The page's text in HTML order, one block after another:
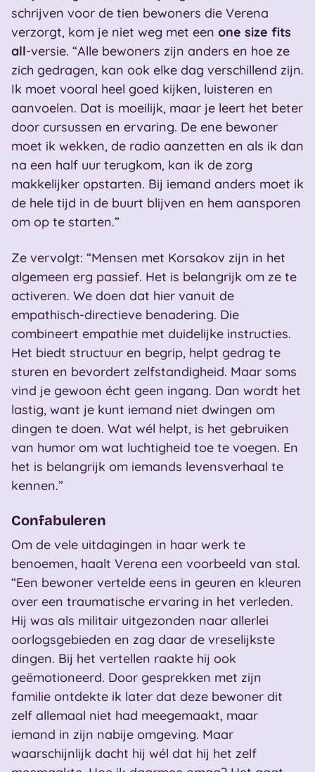
schrijven voor de tien bewoners die Verena
verzorgt, kom je niet weg met een one size fits
all-versie. “Alle bewoners zijn anders en hoe ze
zich gedragen, kan ook elke dag verschillend zijn.
Ik moet vooral heel goed kijken, luisteren en
aanvoelen. Dat is moeilijk, maar je leert het beter
door cursussen en ervaring. De ene bewoner
moet ik wekken, de radio aanzetten en als ik dan
na een half uur terugkom, kan ik de zorg
makkelijker opstarten. Bij iemand anders moet ik
de hele tijd in de buurt blijven en hem aansporen
om op te starten.”
Ze vervolgt: “Mensen met Korsakov zijn in het
algemeen erg passief. Het is belangrijk om ze te
activeren. We doen dat hier vanuit de
empathisch-directieve benadering. Die
combineert empathie met duidelijke instructies.
Het biedt structuur en begrip, helpt gedrag te
sturen en bevordert zelfstandigheid. Maar soms
vind je gewoon écht geen ingang. Dan wordt het
lastig, want je kunt iemand niet dwingen om
dingen te doen. Wat wél helpt, is het gebruiken
van humor om wat luchtigheid toe te voegen. En
het is belangrijk om iemands levensverhaal te
kennen.”
Confabuleren
Om de vele uitdagingen in haar werk te
benoemen, haalt Verena een voorbeeld van stal.
“Een bewoner vertelde eens in geuren en kleuren
over een traumatische ervaring in het verleden.
Hij was als militair uitgezonden naar allerlei
oorlogsgebieden en zag daar de vreselijkste
dingen. Bij het vertellen raakte hij ook
geëmotioneerd. Door gesprekken met zijn
familie ontdekte ik later dat deze bewoner dit
zelf allemaal niet had meegemaakt, maar
iemand in zijn nabije omgeving. Maar
waarschijnlijk dacht hij wél dat hij het zelf